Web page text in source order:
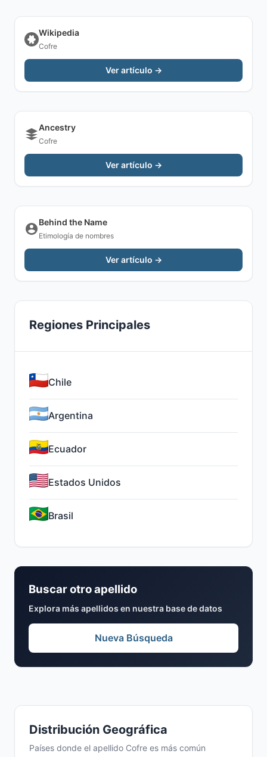
Distribución Geográfica
Países donde el apellido Cofre es más común
Wikipedia
Cofre
Ver artículo →
Ancestry
Cofre
Ver artículo →
Behind the Name
Etimología de nombres
Ver artículo →
Regiones Principales
Chile
Argentina
Ecuador
Estados Unidos
Brasil
Buscar otro apellido
Explora más apellidos en nuestra base de datos
Nueva Búsqueda